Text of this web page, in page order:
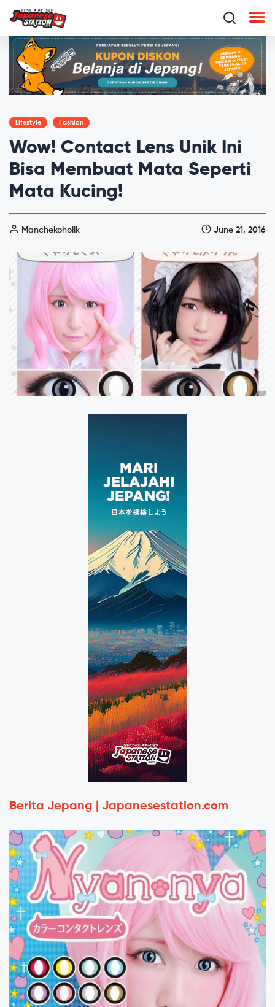
Lifestyle Fashion
Wow! Contact Lens Unik Ini
Bisa Membuat Mata Seperti
Mata Kucing!
Manchekoholik June 21, 2016
Berita Jepang | Japanesestation.com